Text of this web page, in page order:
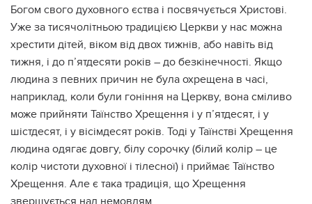
Богом свого духовного єства і посвячується Христові.
Уже за тисячолітньою традицією Церкви у нас можна
хрестити дітей, віком від двох тижнів, або навіть від
тижня, і до п’ятдесяти років – до безкінечності. Якщо
людина з певних причин не була охрещена в часі,
наприклад, коли були гоніння на Церкву, вона сміливо
може прийняти Таїнство Хрещення і у п’ятдесят, і у
шістдесят, і у вісімдесят років. Тоді у Таїнстві Хрещення
людина одягає довгу, білу сорочку (білий колір – це
колір чистоти духовної і тілесної) і приймає Таїнство
Хрещення. Але є така традиція, що Хрещення
звершується над немовлям.